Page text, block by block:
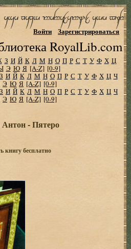
RoyalLib.com
Войти Зарегистрироваться
З И Й К Л М Н О П Р С Т У Ф Х Ц
Э Ю Я [A-Z] [0-9]
З И Й К Л М Н О П Р С Т У Ф Х Ц Ч
Э Ю Я [A-Z] [0-9]
З И Й К Л М Н О П Р С Т У Ф Х Ц Ч
Э Ю Я [A-Z] [0-9]
- Пятеро
книгу бесплатно